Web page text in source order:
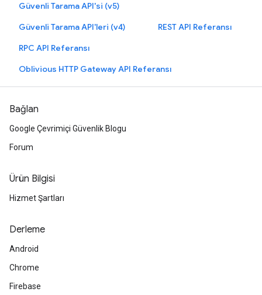
Güvenli Tarama API'si (v5)
Güvenli Tarama API'leri (v4)
REST API Referansı
RPC API Referansı
Oblivious HTTP Gateway API Referansı
Bağlan
Google Çevrimiçi Güvenlik Blogu
Forum
Ürün Bilgisi
Hizmet Şartları
Derleme
Android
Chrome
Firebase